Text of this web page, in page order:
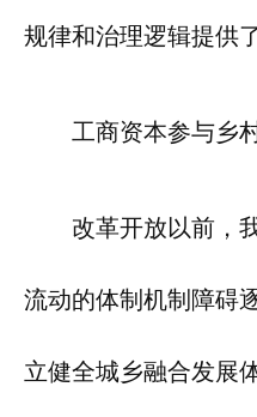
规律和治理逻辑提供
工商资本参与乡
改革开放以前，
流动的体制机制障碍
立健全城乡融合发展